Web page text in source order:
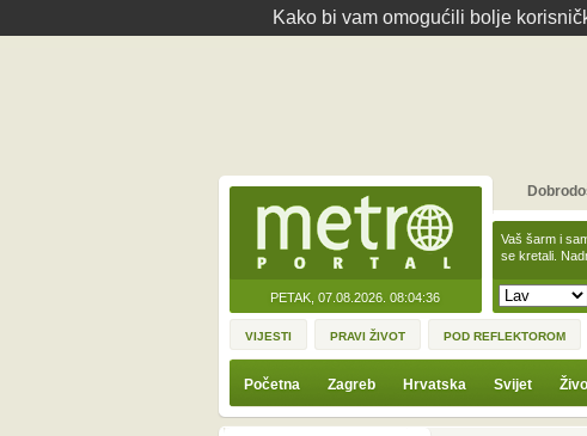
Kako bi vam omogućili bolje
PETAK, 07.08.2026. 08:04:36
Vaš šarm i
se kretali.
VIJESTI PRAVI ŽIVOT POD REFLEKTOROM
Početna Zagreb Hrvatska Svijet